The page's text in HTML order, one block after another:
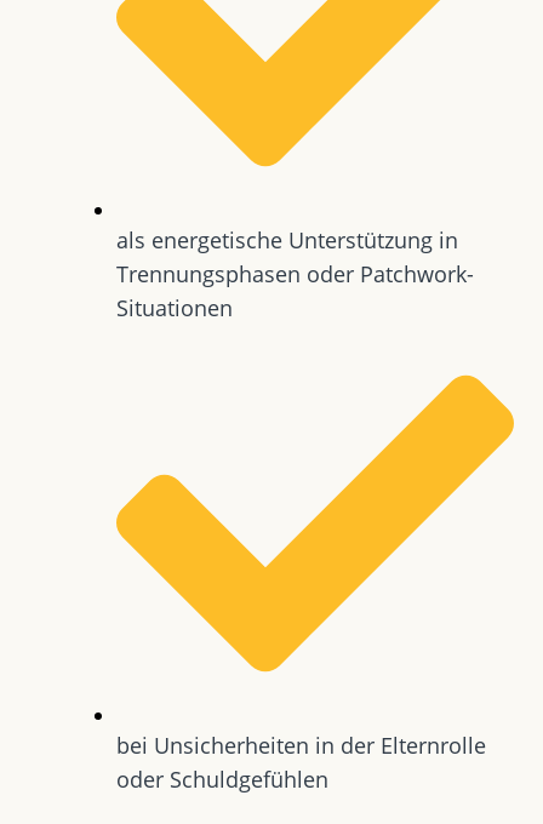
als energetische Unterstützung in
Trennungsphasen oder Patchwork-
Situationen
bei Unsicherheiten in der Elternrolle
oder Schuldgefühlen